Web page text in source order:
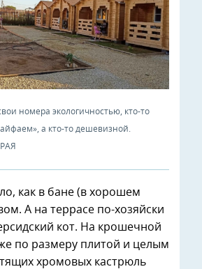
номера экологичностью, кто-то
а кто-то дешевизной.
как в бане (в хорошем
А на террасе по-хозяйски
кот. На крошечной
по размеру плитой и целым
хромовых кастрюль